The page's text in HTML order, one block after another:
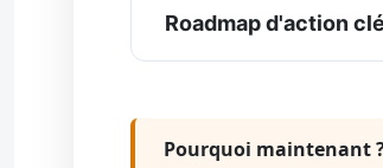
Roadmap d'action
Pourquoi maintenant